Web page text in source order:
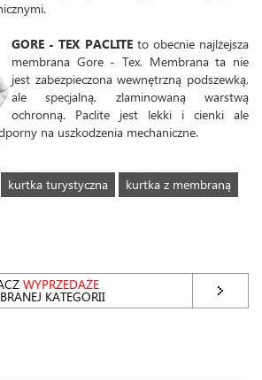
GORE - TEX PACLITEto obecnie najlżejsza
membrana Gore - Tex. Membrana ta nie
jest zabezpieczona wewnętrzną podszewką,
ale specjalną, zlaminowaną warstwą
ochronną. Paclite jest lekki i cienki ale
na uszkodzenia mechaniczne.
kurtka turystyczna kurtka z membraną
WYPRZEDAŻE
KATEGORII